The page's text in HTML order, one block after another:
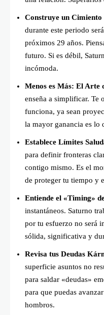
Construye un
durante este periodo
próximos 29 años.
futuro. Si es débil,
incómoda.
Menos es Más: El Arte
enseña a simplificar. Te
funciona, ya sean
la mayor ganancia es lo
Establece Límites
para definir fronteras
contigo mismo. Es el
de proteger tu tiempo y
Entiende el «Timing»
instantáneos. Saturno
por tu esfuerzo no será
sólida, significativa y
Revisa tus Deudas
superficie asuntos no
para saldar «deudas»
para que puedas
hombros.